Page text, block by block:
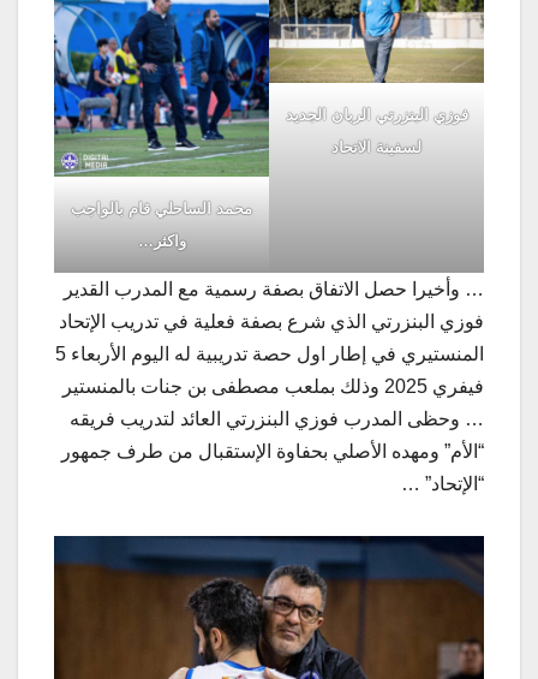
فوزي البنزرتي الربان الجديد
لسفينة الاتحاد
محمد الساحلي قام بالواجب
واكثر…
… وأخيرا حصل الاتفاق بصفة رسمية مع المدرب القدير
فوزي البنزرتي الذي شرع بصفة فعلية في تدريب الإتحاد
المنستيري في إطار اول حصة تدريبية له اليوم الأربعاء 5
فيفري 2025 وذلك بملعب مصطفى بن جنات بالمنستير
… وحظى المدرب فوزي البنزرتي العائد لتدريب فريقه
“الأم” ومهده الأصلي بحفاوة الإستقبال من طرف جمهور
“الإتحاد” …